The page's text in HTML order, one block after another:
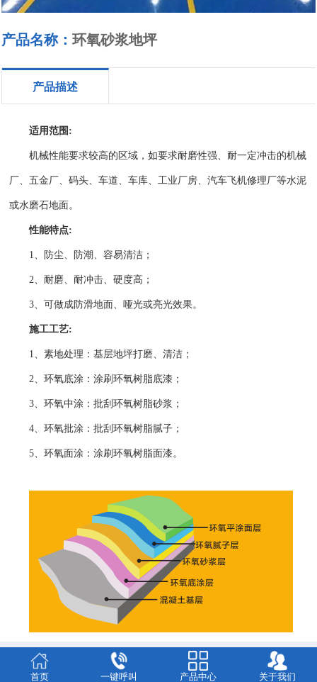
产品名称：环氧砂浆地坪
产品描述
适用范围:
机械性能要求较高的区域，如要求耐磨性强、耐一定冲击的机械
厂、五金厂、码头、车道、车库、工业厂房、汽车飞机修理厂等水泥
或水磨石地面。
性能特点:
1、防尘、防潮、容易清洁；
2、耐磨、耐冲击、硬度高；
3、可做成防滑地面、哑光或亮光效果。
施工工艺:
1、素地处理：基层地坪打磨、清洁；
2、环氧底涂：涂刷环氧树脂底漆；
3、环氧中涂：批刮环氧树脂砂浆；
4、环氧批涂：批刮环氧树脂腻子；
5、环氧面涂：涂刷环氧树脂面漆。
首页 一键呼叫 产品中心 关于我们